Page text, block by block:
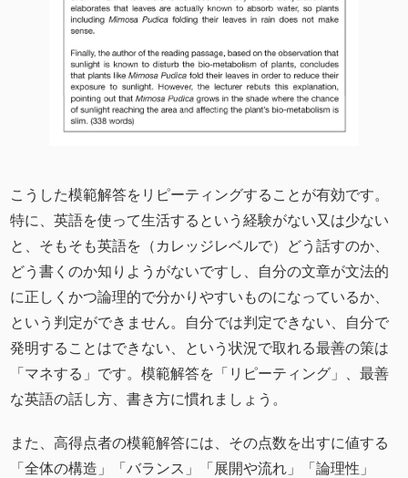
こうした模範解答をリピーティングすることが有効です。
特に、英語を使って生活するという経験がない又は少ない
と、そもそも英語を（カレッジレベルで）どう話すのか、
どう書くのか知りようがないですし、自分の文章が文法的
に正しくかつ論理的で分かりやすいものになっているか、
という判定ができません。自分では判定できない、自分で
発明することはできない、という状況で取れる最善の策は
「マネする」です。模範解答を「リピーティング」、最善
な英語の話し方、書き方に慣れましょう。
また、高得点者の模範解答には、その点数を出すに値する
「全体の構造」「バランス」「展開や流れ」「論理性」